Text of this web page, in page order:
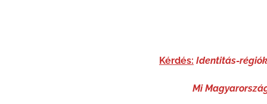
Kérdés: Identitás-
Mi